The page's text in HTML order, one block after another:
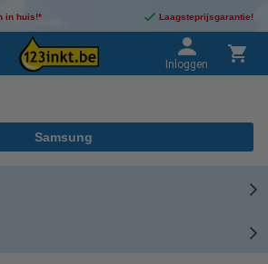
in huis!* Laagsteprijsgarantie!
Inloggen
Samsung